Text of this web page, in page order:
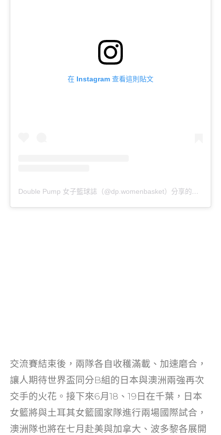
在 Instagram 查看這則貼文
Double Pump 女子籃球誌（@dp.womenbasket）分享的貼文
交流賽結束後，兩隊各自收穫滿載、加速磨合，
讓人期待世界盃同分B組的日本與澳洲兩強再次
交手的火花。接下來6月18、19日在千葉，日本
女籃將與土耳其女籃國家隊進行兩場國際試合，
澳洲隊也將在七月赴美與加拿大、波多黎各展開